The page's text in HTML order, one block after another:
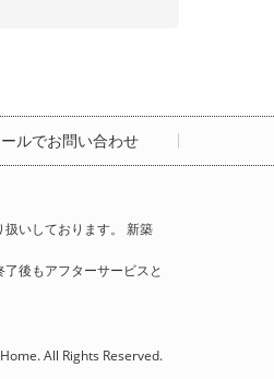
ルでお問い合わせ
いしております。 新築
後もアフターサービスと
All Rights Reserved.